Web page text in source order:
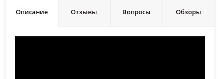
Описание Отзывы Вопросы Обзоры